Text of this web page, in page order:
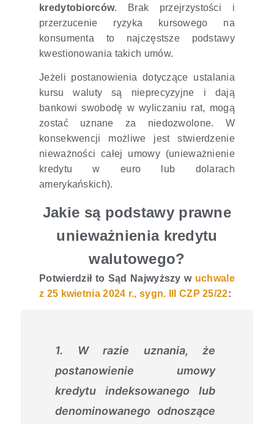
kredytobiorców. Brak przejrzystości i
przerzucenie ryzyka kursowego na
konsumenta to najczęstsze podstawy
kwestionowania takich umów.
Jeżeli postanowienia dotyczące ustalania
kursu waluty są nieprecyzyjne i dają
bankowi swobodę w wyliczaniu rat, mogą
zostać uznane za niedozwolone. W
konsekwencji możliwe jest stwierdzenie
nieważności całej umowy (unieważnienie
kredytu w euro lub dolarach
amerykańskich).
Jakie są podstawy prawne
unieważnienia kredytu
walutowego?
Potwierdził to Sąd Najwyższy w uchwale
z 25 kwietnia 2024 r., sygn. III CZP 25/22:
1. W razie uznania, że
postanowienie umowy
kredytu indeksowanego lub
denominowanego odnoszące